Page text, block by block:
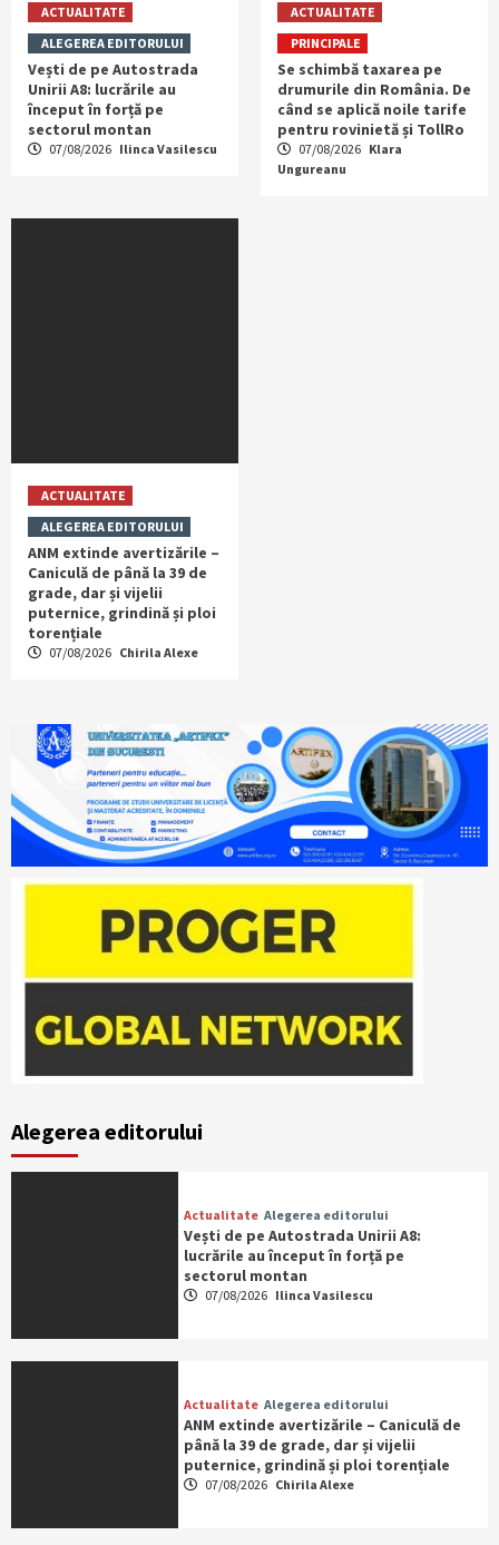
ACTUALITATE
ALEGEREA EDITORULUI
Vești de pe Autostrada
Unirii A8: lucrările au
început în forță pe
sectorul montan
07/08/2026 Ilinca Vasilescu
ACTUALITATE
PRINCIPALE
Se schimbă taxarea pe
drumurile din România. De
când se aplică noile tarife
pentru rovinietă și TollRo
07/08/2026 Klara
Ungureanu
ACTUALITATE
ALEGEREA EDITORULUI
ANM extinde avertizările –
Caniculă de până la 39 de
grade, dar și vijelii
puternice, grindină și ploi
torențiale
07/08/2026 Chirila Alexe
Alegerea editorului
Actualitate Alegerea editorului
Vești de pe Autostrada Unirii A8:
lucrările au început în forță pe
sectorul montan
07/08/2026 Ilinca Vasilescu
Actualitate Alegerea editorului
ANM extinde avertizările – Caniculă de
până la 39 de grade, dar și vijelii
puternice, grindină și ploi torențiale
07/08/2026 Chirila Alexe